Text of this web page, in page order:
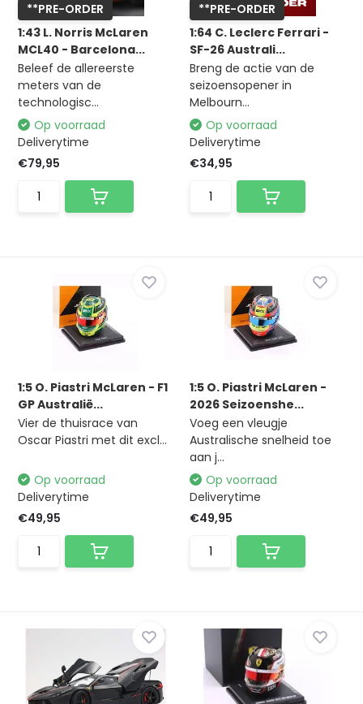
**PRE-ORDER
1:43 L. Norris McLaren
MCL40 - Barcelona...
Beleef de allereerste
meters van de
technologisc...
Op voorraad
Deliverytime
€79,95
**PRE-ORDER
1:64 C. Leclerc Ferrari -
SF-26 Australi...
Breng de actie van de
seizoensopener in
Melbourn...
Op voorraad
Deliverytime
€34,95
1:5 O. Piastri McLaren - F1
GP Australië...
Vier de thuisrace van
Oscar Piastri met dit excl...
Op voorraad
Deliverytime
€49,95
1:5 O. Piastri McLaren -
2026 Seizoenshe...
Voeg een vleugje
Australische snelheid toe
aan j...
Op voorraad
Deliverytime
€49,95